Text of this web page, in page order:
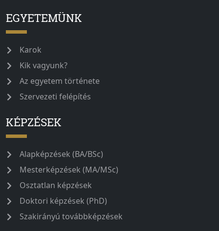
EGYETEMÜNK
Karok
Kik vagyunk?
Az egyetem története
Szervezeti felépítés
KÉPZÉSEK
Alapképzések (BA/BSc)
Mesterképzések (MA/MSc)
Osztatlan képzések
Doktori képzések (PhD)
Szakirányú továbbképzések